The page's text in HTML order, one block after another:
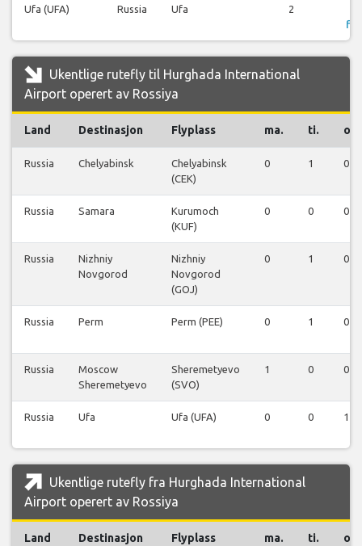
Ufa (UFA) Russia Ufa 2
Ukentlige rutefly til Hurghada International
Airport operert av Rossiya
Land Destinasjon Flyplass ma. ti. on.
Russia Chelyabinsk
Chelyabinsk
(CEK)
0 1 0
Russia Samara
Kurumoch
(KUF)
0 0 0
Russia
Nizhniy
Novgorod
Nizhniy
Novgorod
(GOJ)
0 1 0
Russia Perm Perm (PEE) 0 1 0
Russia
Moscow
Sheremetyevo
Sheremetyevo
(SVO)
1 0 0
Russia Ufa Ufa (UFA) 0 0 1
Ukentlige rutefly fra Hurghada International
Airport operert av Rossiya
Land Destinasjon Flyplass ma. ti. on.